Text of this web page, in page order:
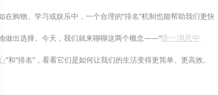
在购物、学习或娱乐中，一个合理的“排名”机制也能帮助我们更快
做出选择。今天，我们就来聊聊这两个概念——“统一消息中
”和“排名”，看看它们是如何让我们的生活变得更简单、更高效。